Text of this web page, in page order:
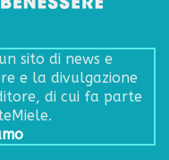
sito di news e
e la divulgazione
di cui fa parte